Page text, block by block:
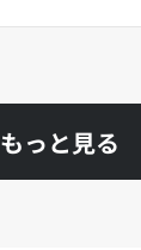
もっと見る